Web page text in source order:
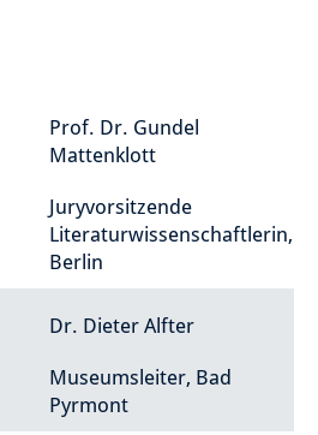
Prof. Dr. Gundel
Mattenklott
Juryvorsitzende
Literaturwissenschaftlerin,
Berlin
Dr. Dieter Alfter
Museumsleiter, Bad
Pyrmont